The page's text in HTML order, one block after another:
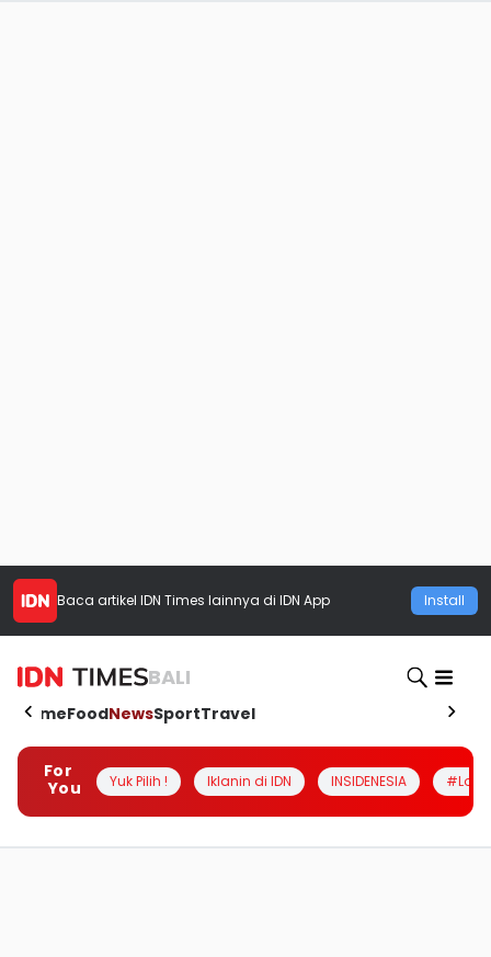
Baca artikel IDN Times lainnya di IDN App Install
BALI
HomeFoodNewsSportTravel
For
You
Yuk Pilih ! Iklanin di IDN INSIDENESIA